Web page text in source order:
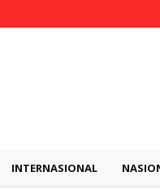
INTERNASIONAL